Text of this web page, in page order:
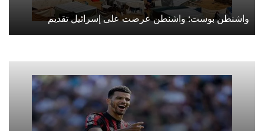
واشنطن بوست: واشنطن عرضت على إسرائيل تقديم